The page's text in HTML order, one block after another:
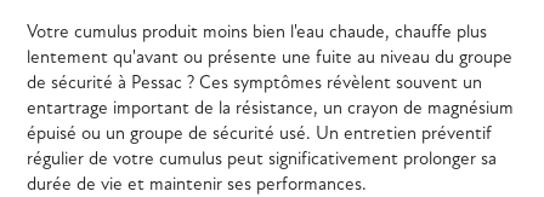
Votre cumulus produit moins bien l'eau chaude, chauffe plus
lentement qu'avant ou présente une fuite au niveau du groupe
de sécurité à Pessac ? Ces symptômes révèlent souvent un
entartrage important de la résistance, un crayon de magnésium
épuisé ou un groupe de sécurité usé. Un entretien préventif
régulier de votre cumulus peut significativement prolonger sa
durée de vie et maintenir ses performances.